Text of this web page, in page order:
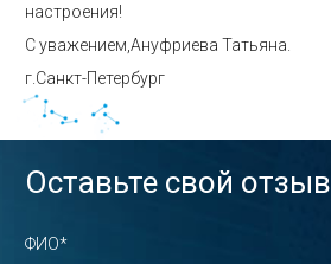
настроения!
С уважением,Ануфриева Татьяна.
г.Санкт-Петербург
Оставьте свой отзыв
ФИО*